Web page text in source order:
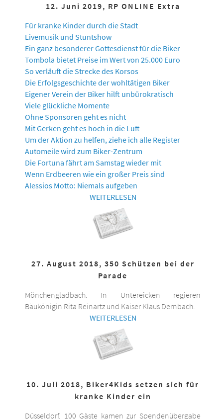
12. Juni 2019, RP ONLINE Extra
Für kranke Kinder durch die Stadt
Livemusik und Stuntshow
Ein ganz besonderer Gottesdienst für die Biker
Tombola bietet Preise im Wert von 25.000 Euro
So verläuft die Strecke des Korsos
Die Erfolgsgeschichte der wohltätigen Biker
Eigener Verein der Biker hilft unbürokratisch
Viele glückliche Momente
Ohne Sponsoren geht es nicht
Mit Gerken geht es hoch in die Luft
Um der Aktion zu helfen, ziehe ich alle Register
Automeile wird zum Biker-Zentrum
Die Fortuna fährt am Samstag wieder mit
Wenn Erdbeeren wie ein großer Preis sind
Alessios Motto: Niemals aufgeben
WEITERLESEN
27. August 2018, 350 Schützen bei der
Parade
Mönchengladbach. In Untereicken regieren
Bäukönigin Rita Reinartz und Kaiser Klaus Dernbach.
WEITERLESEN
10. Juli 2018, Biker4Kids setzen sich für
kranke Kinder ein
Düsseldorf. 100 Gäste kamen zur Spendenübergabe